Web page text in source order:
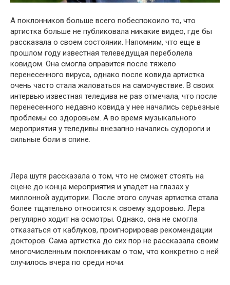
А поклонников больше всего побеспокоило то, что
артистка больше не публиковала никакие видео, где бы
рассказала о своем состоянии. Напомним, что еще в
прошлом году известная телеведущая переболела
ковидом. Она смогла оправится после тяжело
перенесенного вируса, однако после ковида артистка
очень часто стала жаловаться на самочувствие. В своих
интервью известная теледива не раз отмечала, что после
перенесенного недавно ковида у нее начались серьезные
проблемы со здоровьем. А во время музыкального
мероприятия у теледивы внезапно начались судороги и
сильные боли в спине.
Лера шутя рассказала о том, что не сможет стоять на
сцене до конца мероприятия и упадет на глазах у
миллонной аудитории. После этого случая артистка стала
более тщательно относится к своему здоровью. Лера
регулярно ходит на осмотры. Однако, она не смогла
отказаться от каблуков, проигнорировав рекомендации
докторов. Сама артистка до сих пор не рассказала своим
многочисленным поклонникам о том, что конкретно с ней
случилось вчера по среди ночи.